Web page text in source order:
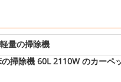
軽量の掃除機
掃除機 60L 2110W のカーペ